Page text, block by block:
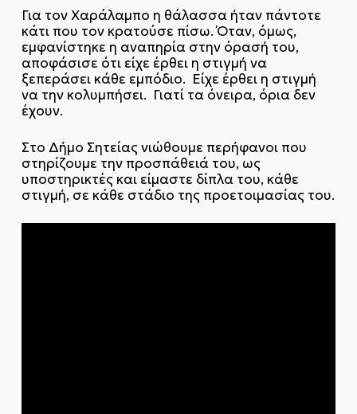
Για τον Χαράλαμπο η θάλασσα ήταν πάντοτε
κάτι που τον κρατούσε πίσω. Όταν, όμως,
εμφανίστηκε η αναπηρία στην όρασή του,
αποφάσισε ότι είχε έρθει η στιγμή να
ξεπεράσει κάθε εμπόδιο. Είχε έρθει η στιγμή
να την κολυμπήσει. Γιατί τα όνειρα, όρια δεν
έχουν.
Στο Δήμο Σητείας νιώθουμε περήφανοι που
στηρίζουμε την προσπάθειά του, ως
υποστηρικτές και είμαστε δίπλα του, κάθε
στιγμή, σε κάθε στάδιο της προετοιμασίας του.